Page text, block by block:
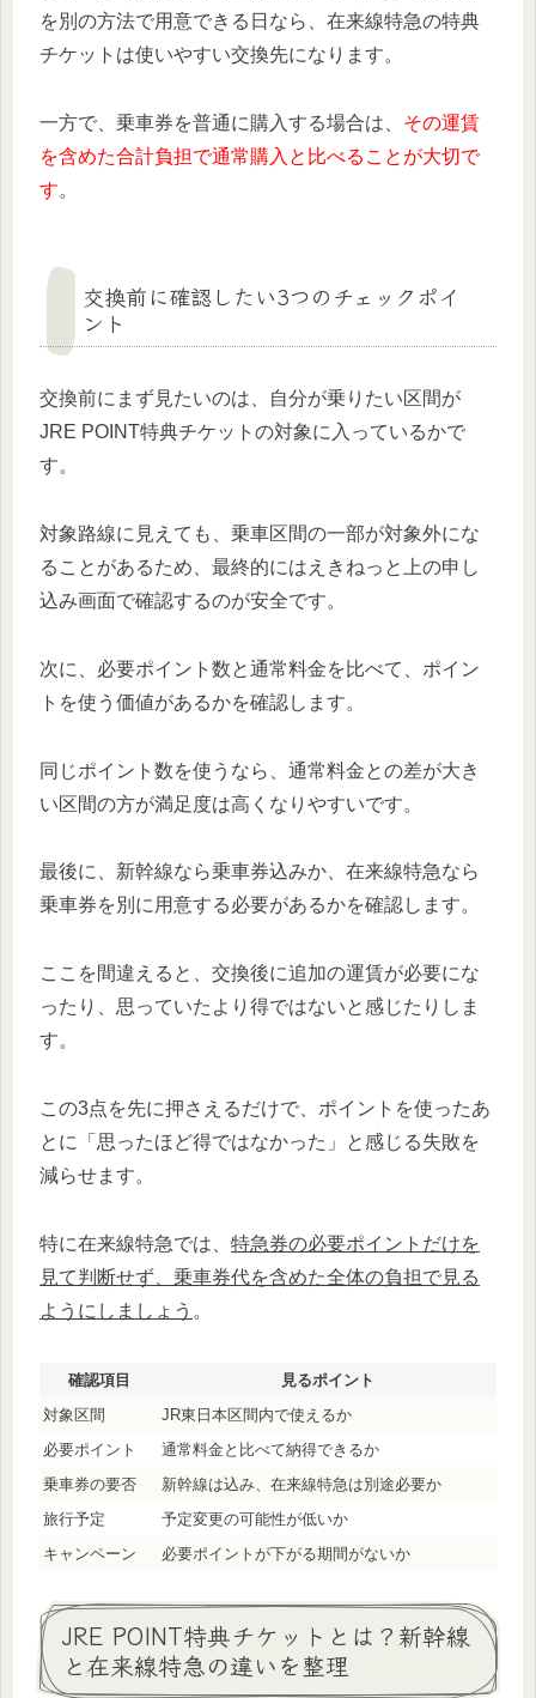
を別の方法で用意できる日なら、在来線特急の特典
チケットは使いやすい交換先になります。
一方で、乗車券を普通に購入する場合は、 その運賃
を含めた合計負担で通常購入と比べることが大切で
す。
交換前に確認したい3つのチェックポイ
ント
交換前にまず見たいのは、自分が乗りたい区間が
JRE POINT特典チケットの対象に入っているかで
す。
対象路線に見えても、乗車区間の一部が対象外にな
ることがあるため、最終的にはえきねっと上の申し
込み画面で確認するのが安全です。
次に、必要ポイント数と通常料金を比べて、ポイン
トを使う価値があるかを確認します。
同じポイント数を使うなら、通常料金との差が大き
い区間の方が満足度は高くなりやすいです。
最後に、新幹線なら乗車券込みか、在来線特急なら
乗車券を別に用意する必要があるかを確認します。
ここを間違えると、交換後に追加の運賃が必要にな
ったり、思っていたより得ではないと感じたりしま
す。
この3点を先に押さえるだけで、ポイントを使ったあ
とに「思ったほど得ではなかった」と感じる失敗を
減らせます。
特に在来線特急では、 特急券の必要ポイントだけを
見て判断せず、乗車券代を含めた全体の負担で見る
ようにしましょう 。
確認項目
見るポイント
対象区間
JR東日本区間内で使えるか
必要ポイント
通常料金と比べて納得できるか
乗車券の要否
新幹線は込み、在来線特急は別途必要か
旅行予定
予定変更の可能性が低いか
キャンペーン
必要ポイントが下がる期間がないか
JRE POINT特典チケットとは？新幹線
と在来線特急の違いを整理